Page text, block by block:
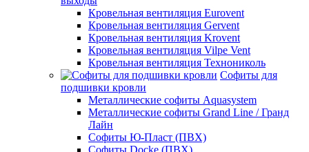
Кровельная вентиляция Eurovent
Кровельная вентиляция Gervent
Кровельная вентиляция Krovent
Кровельная вентиляция Vilpe Vent
Кровельная вентиляция Технониколь
Cофиты для
подшивки кровли
Металлические софиты Aquasystem
Металлические софиты Grand Line / Гранд
Лайн
Софиты Ю-Пласт (ПВХ)